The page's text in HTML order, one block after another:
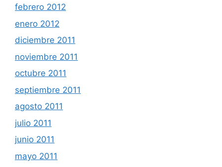
febrero 2012
enero 2012
diciembre 2011
noviembre 2011
octubre 2011
septiembre 2011
agosto 2011
julio 2011
junio 2011
mayo 2011